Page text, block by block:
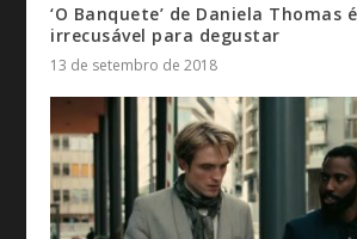
‘O Banquete’ de Daniela Thomas
irrecusável para degustar
13 de setembro de 2018